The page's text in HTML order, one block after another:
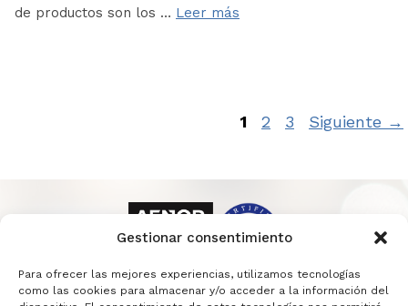
Gestionar consentimiento
Para ofrecer las mejores experiencias, utilizamos tecnologías
como las cookies para almacenar y/o acceder a la información del
de productos son los … Leer más
Página
1 Página
2 Página
3 Siguiente →